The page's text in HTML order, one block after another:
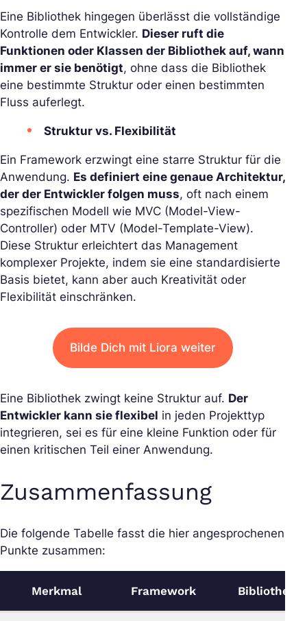
Eine Bibliothek hingegen überlässt die vollständige
Kontrolle dem Entwickler. Dieser ruft die
Funktionen oder Klassen der Bibliothek auf, wann
immer er sie benötigt, ohne dass die Bibliothek
eine bestimmte Struktur oder einen bestimmten
Fluss auferlegt.
Struktur vs. Flexibilität
Ein Framework erzwingt eine starre Struktur für die
Anwendung. Es definiert eine genaue Architektur,
der der Entwickler folgen muss, oft nach einem
spezifischen Modell wie MVC (Model-View-
Controller) oder MTV (Model-Template-View).
Diese Struktur erleichtert das Management
komplexer Projekte, indem sie eine standardisierte
Basis bietet, kann aber auch Kreativität oder
Flexibilität einschränken.
Bilde Dich mit Liora weiter
Eine Bibliothek zwingt keine Struktur auf. Der
Entwickler kann sie flexibel in jeden Projekttyp
integrieren, sei es für eine kleine Funktion oder für
einen kritischen Teil einer Anwendung.
Zusammenfassung
Die folgende Tabelle fasst die hier angesprochenen
Punkte zusammen:
Merkmal Framework Bibliothek